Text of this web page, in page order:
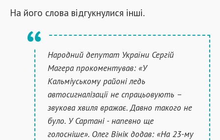
На його слова відгукнулися інші.
Народний депутат України Сергій
Магера прокоментував: «У
Кальміуському районі ледь
автосигналізації не спрацьовують –
звукова хвиля вражає. Давно такого не
було. У Сартані - напевно ще
голосніше». Олег Вінік додав: «На 23-му